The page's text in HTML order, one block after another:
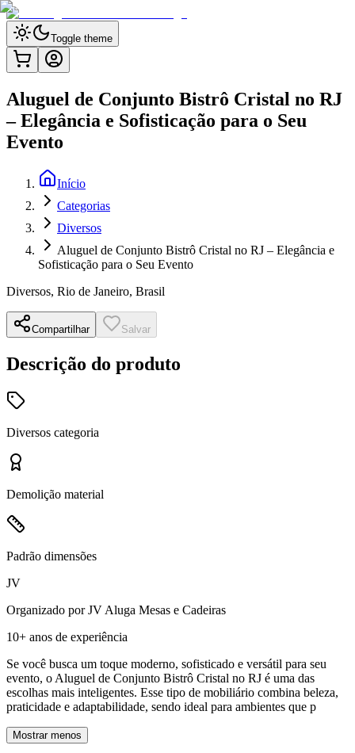
Toggle theme
Aluguel de Conjunto Bistrô Cristal no RJ
– Elegância e Sofisticação para o Seu
Evento
Início
Categorias
Diversos
Aluguel de Conjunto Bistrô Cristal no RJ – Elegância e
Sofisticação para o Seu Evento
Diversos, Rio de Janeiro, Brasil
Compartilhar Salvar
Descrição do produto
Diversos categoria
Demolição material
Padrão dimensões
JV
Organizado porJV Aluga Mesas e Cadeiras
10+ anos de experiência
Se você busca um toque moderno, sofisticado e versátil para seu
evento, o Aluguel de Conjunto Bistrô Cristal no RJ é uma das
escolhas mais inteligentes. Esse tipo de mobiliário combina beleza,
praticidade e adaptabilidade, sendo ideal para ambientes que p
Mostrar menos